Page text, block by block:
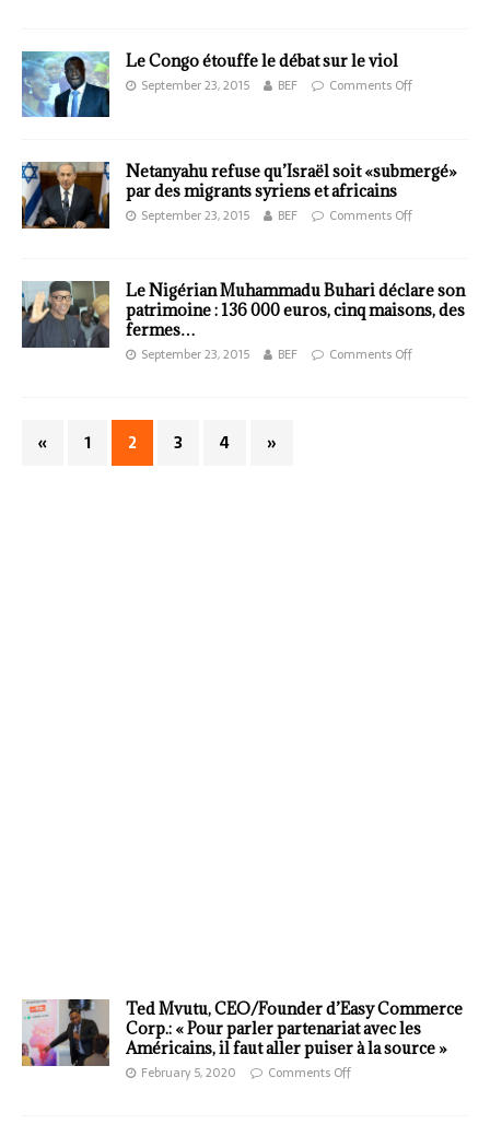
Le Congo étouffe le débat sur le viol
September 23, 2015 BEF Comments Off
Netanyahu refuse qu’Israël soit «submergé»
par des migrants syriens et africains
September 23, 2015 BEF Comments Off
Le Nigérian Muhammadu Buhari déclare son
patrimoine : 136 000 euros, cinq maisons, des
fermes…
September 23, 2015 BEF Comments Off
« 1 2 3 4 »
Ted Mvutu, CEO/Founder d’Easy Commerce
Corp.: « Pour parler partenariat avec les
Américains, il faut aller puiser à la source »
February 5, 2020 Comments Off